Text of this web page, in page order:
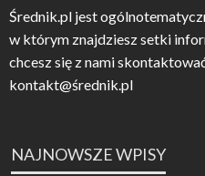
Średnik.pl jest
w którym znajdziesz setki
chcesz się z nami
kontakt@średnik.pl
NAJNOWSZE WPISY